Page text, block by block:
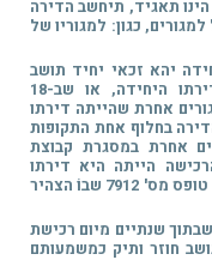
תאגיד, תיחשב הדירה
כגון: למגוריו של
יהא זכאי יחיד תושב
ישראל*** שרכש דירת מגורים, שהיא דירתו היחידה, או שב-18
אחרת שהייתה דירתו
בחלוף אחת התקופות
אחרת במסגרת קבוצת
הייתה היא דירתו
היחידה, והכל בתנאי שהרוכש צירף להצהרה טופס מס' 7912 שבוֹ הצהיר
שנתיים מיום רכישת
חוזר ותיק כמשמעותם